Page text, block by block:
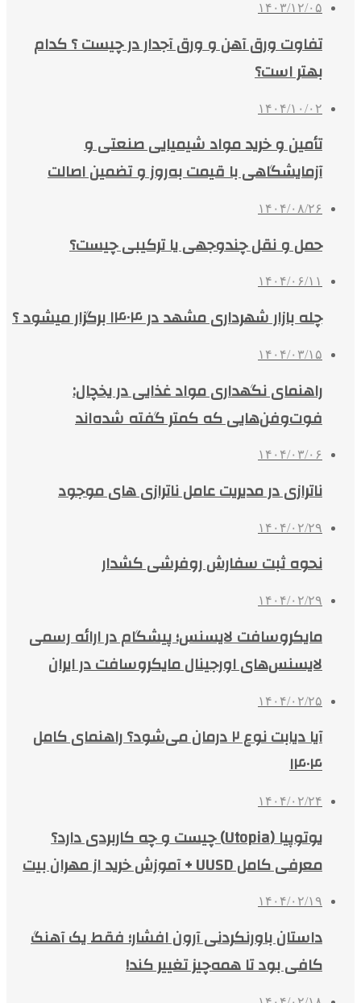
۱۴۰۳/۱۲/۰۵
تفاوت ورق آهن و ورق آجدار در چیست ؟ کدام
بهتر است؟
۱۴۰۴/۱۰/۰۲
تأمین و خرید مواد شیمیایی صنعتی و
آزمایشگاهی با قیمت به‌روز و تضمین اصالت
۱۴۰۴/۰۸/۲۶
حمل و نقل چندوجهی یا ترکیبی چیست؟
۱۴۰۴/۰۶/۱۱
چله بازار شهرداری مشهد در ۱۴۰۴ برگزار میشود ؟
۱۴۰۴/۰۳/۱۵
راهنمای نگهداری مواد غذایی در یخچال:
فوت‌وفن‌هایی که کمتر گفته شده‌اند
۱۴۰۴/۰۳/۰۶
ناترازی در مدیریت عامل ناترازی های موجود
۱۴۰۴/۰۲/۲۹
نحوه ثبت سفارش روفرشی کشدار
۱۴۰۴/۰۲/۲۹
مایکروسافت لایسنس؛ پیشگام در ارائه رسمی
لایسنس‌های اورجینال مایکروسافت در ایران
۱۴۰۴/۰۲/۲۵
آیا دیابت نوع ۲ درمان می‌شود؟ راهنمای کامل
۱۴۰۴
۱۴۰۴/۰۲/۲۴
یوتوپیا (Utopia) چیست و چه کاربردی دارد؟
معرفی کامل UUSD + آموزش خرید از مهران بیت
۱۴۰۴/۰۲/۱۹
داستان باورنکردنی آرون افشار؛ فقط یک آهنگ
کافی بود تا همه‌چیز تغییر کند!